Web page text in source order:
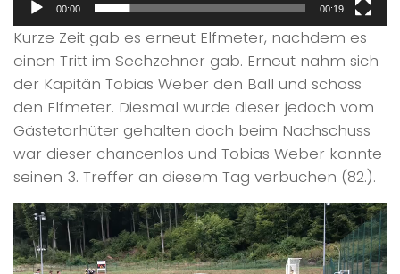
00:00 00:19
Kurze Zeit gab es erneut Elfmeter, nachdem es
einen Tritt im Sechzehner gab. Erneut nahm sich
der Kapitän Tobias Weber den Ball und schoss
den Elfmeter. Diesmal wurde dieser jedoch vom
Gästetorhüter gehalten doch beim Nachschuss
war dieser chancenlos und Tobias Weber konnte
seinen 3. Treffer an diesem Tag verbuchen (82.).
Video-
Player